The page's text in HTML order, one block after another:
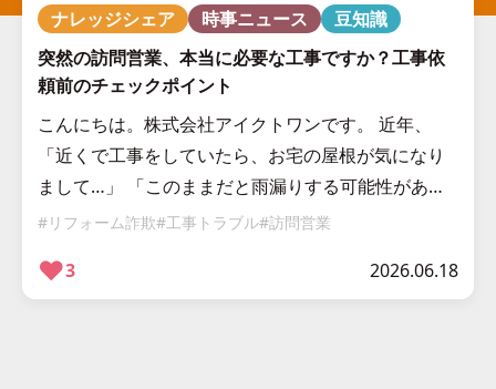
ナレッジシェア 時事ニュース
豆知識
突然の訪問営業、本当に必要な工事ですか？工事依
頼前のチェックポイント
こんにちは。株式会社アイクトワンです。 近年、
「近くで工事をしていたら、お宅の屋根が気になり
まして…」 「このままだと雨漏りする可能性があり
ます」 「今すぐ工事した方がいいですよ」 といった
#リフォーム詐欺#工事トラブル#訪問営業
❤︎3 2026.06.18